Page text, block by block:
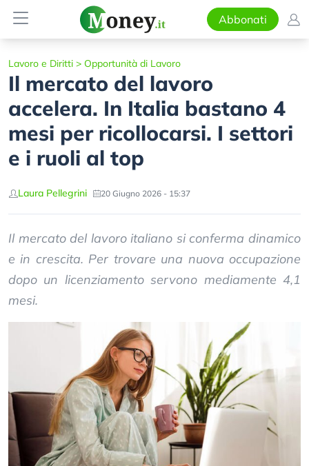
Abbonati
Lavoro e Diritti > Opportunità di Lavoro
Il mercato del lavoro
accelera. In Italia bastano 4
mesi per ricollocarsi. I settori
e i ruoli al top
Laura Pellegrini 20 Giugno 2026 - 15:37
Il mercato del lavoro italiano si conferma dinamico
e in crescita. Per trovare una nuova occupazione
dopo un licenziamento servono mediamente 4,1
mesi.